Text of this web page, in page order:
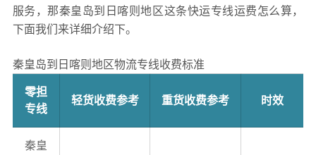
服务，那秦皇岛到日喀则地区这条快运专线运费怎么算，
下面我们来详细介绍下。
秦皇岛到日喀则地区物流专线收费标准
零担
专线
轻货收费参考 重货收费参考 时效
秦皇